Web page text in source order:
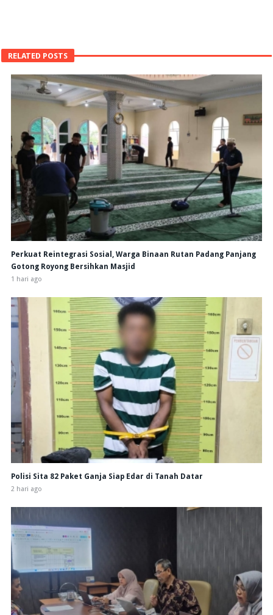
RELATED POSTS
Perkuat Reintegrasi Sosial, Warga Binaan Rutan Padang Panjang
Gotong Royong Bersihkan Masjid
1 hari ago
Polisi Sita 82 Paket Ganja Siap Edar di Tanah Datar
2 hari ago